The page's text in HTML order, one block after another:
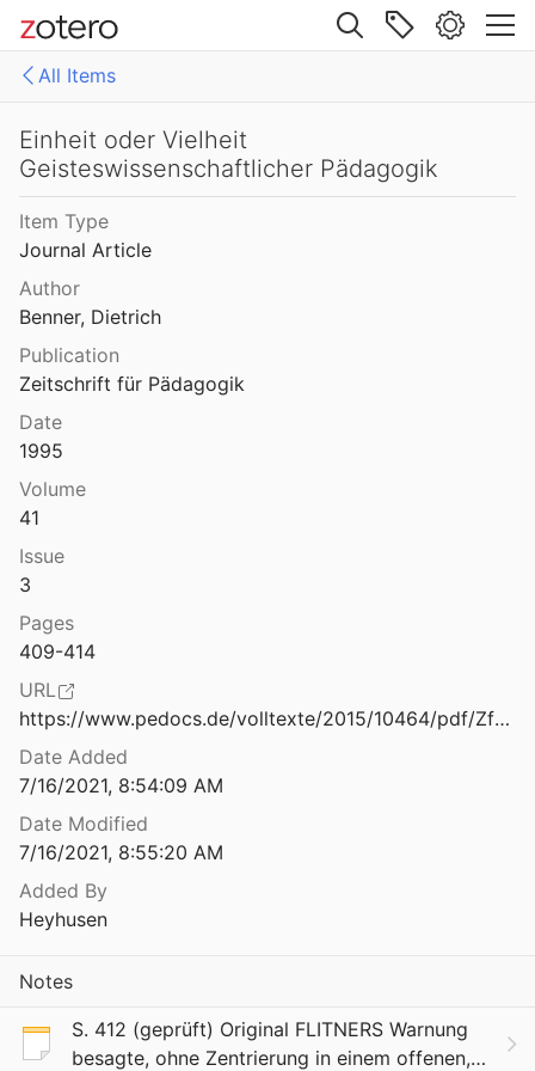
Site navigation
All Items
Gesamtausgabe (KMG)
All Items
1: Klaus Mollenhauer: Werke
3: Archivdokumente
Einheit oder Vielheit
Geisteswissenschaftlicher Pädagogik
Item Type
Journal Article
Author
Benner, Dietrich
Publication
Zeitschrift für Pädagogik
Date
1995
Volume
41
Issue
3
Pages
409-414
URL
https://www.pedocs.de/volltexte/2015/10464/pdf/ZfPaed_1995_3_Benner_Einheit_und_Vielheit_Geisteswissenschaftlicher_Paedagogik.pdf
Date Added
7/16/2021, 8:54:09 AM
Date Modified
7/16/2021, 8:55:20 AM
Added By
Heyhusen
Notes
S. 412 (geprüft) Original FLITNERS Warnung
besagte, ohne Zentrierung in einem offenen,